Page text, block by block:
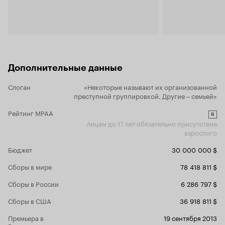
к себе
чтобы тихо
не ясно от
вине, а
Такие вещи
звучать
нам в
ценна
злодея (но
вот
взрослели мои дети.
Дополнительные данные
Слоган
«Некоторые называют их организованной
преступной группировкой. Другие – семьей»
Рейтинг MPAA
R
лицам до 17 лет обязательно присутствие
взрослого
Бюджет
30 000 000 $
Сборы в мире
78 418 811 $
Сборы в России
6 286 797 $
Сборы в США
36 918 811 $
Премьера в
19 сентября 2013